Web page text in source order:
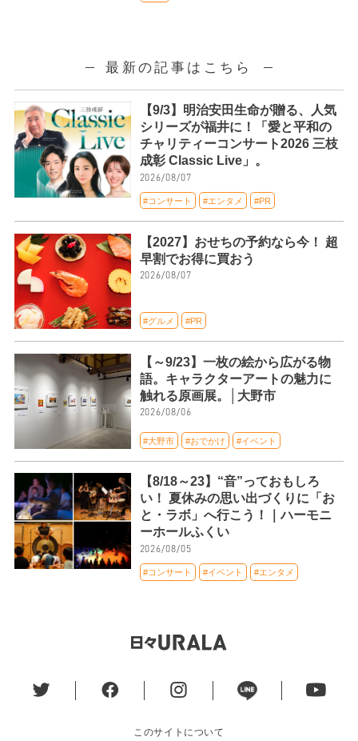
最新の記事はこちら
【9/3】明治安田生命が贈る、人気
シリーズが福井に！「愛と平和の
チャリティーコンサート2026 三枝
成彰 Classic Live」。
2026/08/07
#コンサート #エンタメ #PR
【2027】おせちの予約なら今！ 超
早割でお得に買おう
2026/08/07
#グルメ #PR
【～9/23】一枚の絵から広がる物
語。キャラクターアートの魅力に
触れる原画展。│大野市
2026/08/06
#大野市 #おでかけ #イベント
【8/18～23】“音”っておもしろ
い！ 夏休みの思い出づくりに「お
と・ラボ」へ行こう！｜ハーモニ
ーホールふくい
2026/08/05
#コンサート #イベント #エンタメ
このサイトについて